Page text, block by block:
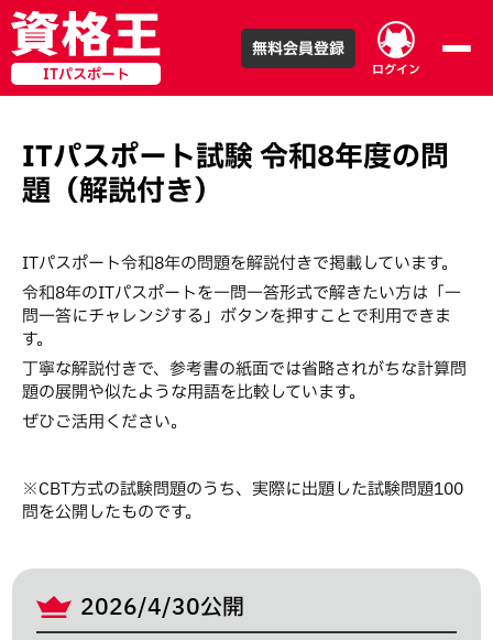
ITパスポート ログイン
無料会員登録
ITパスポート試験令和8年度の問
題（解説付き）
ITパスポート令和8年の問題を解説付きで掲載しています。
令和8年のITパスポートを一問一答形式で解きたい方は「一
問一答にチャレンジする」ボタンを押すことで利用できま
す。
丁寧な解説付きで、参考書の紙面では省略されがちな計算問
題の展開や似たような用語を比較しています。
ぜひご活用ください。
※CBT方式の試験問題のうち、実際に出題した試験問題100
問を公開したものです。
2026/4/30公開